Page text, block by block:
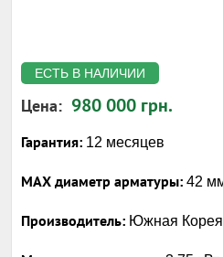
ЕСТЬ В НАЛИЧИИ
Цена: 980 000 грн.
Гарантия: 12 месяцев
MAX диаметр арматуры: 42
Производитель: Южная Корея